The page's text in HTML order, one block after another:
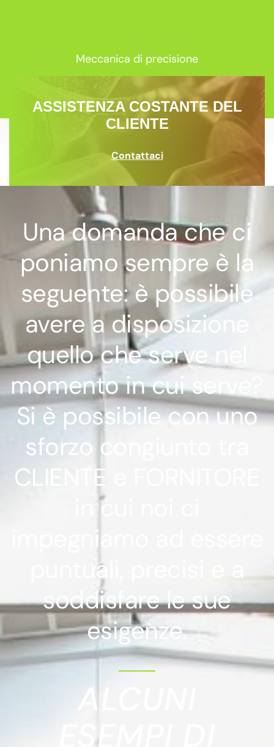
Meccanica di precisione
ASSISTENZA COSTANTE DEL
CLIENTE
Contattaci
Una domanda che ci
poniamo sempre è la
seguente: è possibile
avere a disposizione
quello che serve nel
momento in cui serve?
Si è possibile con uno
sforzo congiunto tra
CLIENTE e FORNITORE
in cui noi ci
impegniamo ad essere
puntuali, precisi e a
soddisfare le sue
esigenze.
ALCUNI
ESEMPI DI